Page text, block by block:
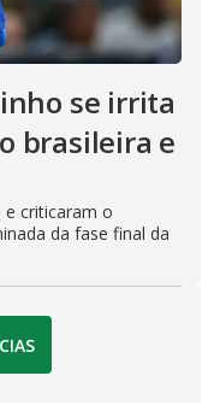
se irrita
brasileira e
criticaram o
da fase final da